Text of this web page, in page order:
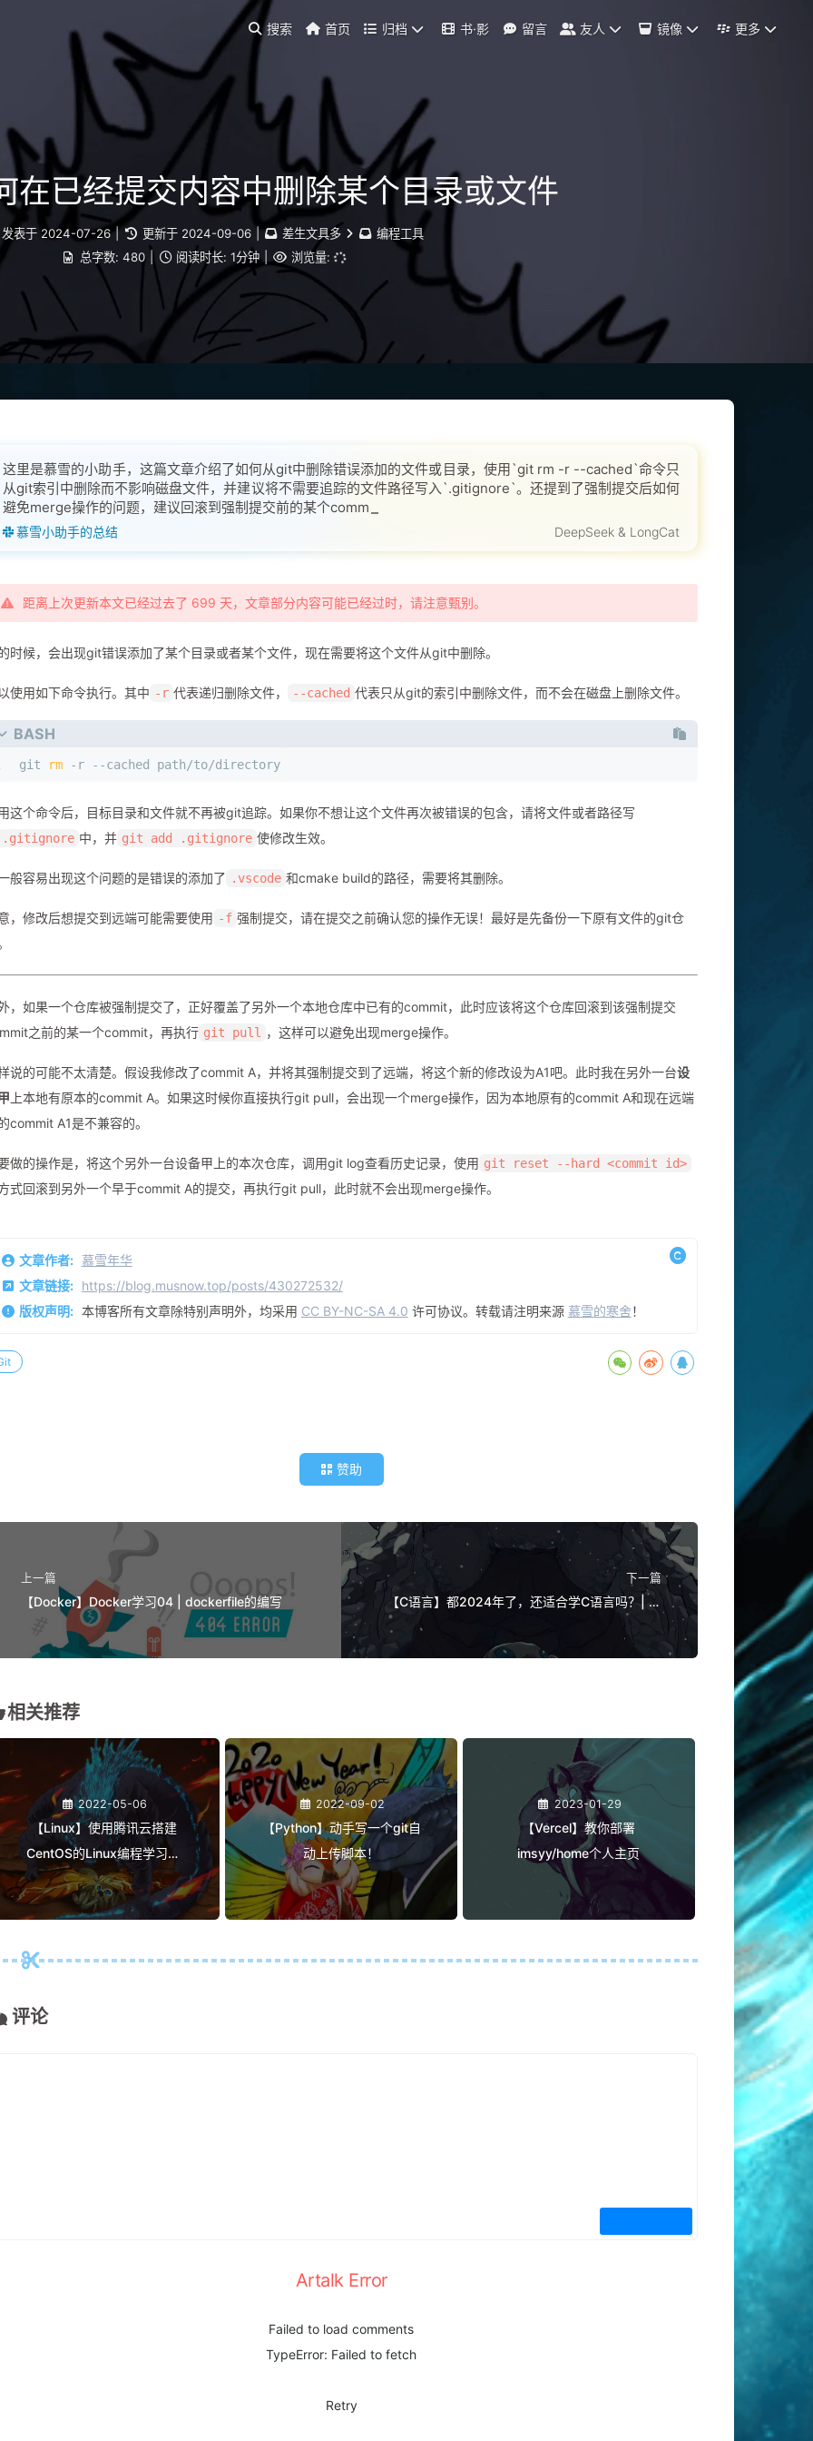
搜索 首页 归档 书·影 留言 友人 镜像 更多
在已经提交内容中删除某个目录或文件
发表于 2024-07-26 | 更新于 2024-09-06 差生文具多
编程工具
总字数: 480 阅读时长: 1分钟 浏览量:
这里是慕雪的小助手，这篇文章介绍了如何从git中删除错误添加的文件或目录，使用`git rm -r --cached`命令只
从git索引中删除而不影响磁盘文件，并建议将不需要追踪的文件路径写入`.gitignore`。还提到了强制提交后如何
避免merge操作的问题，建议回滚到强制提交前的某个commit再执行`git pull`，以避免不兼容的merg
慕雪小助手的总结 DeepSeek & LongCat
距离上次更新本文已经过去了 699 天，文章部分内容可能已经过时，请注意甄别。
时候，会出现git错误添加了某个目录或者某个文件，现在需要将这个文件从git中删除。
使用如下命令执行。其中 -r 代表递归删除文件， --cached 代表只从git的索引中删除文件，而不会在磁盘上删除文件。
BASH
git rm -r --cached path/to/directory
这个命令后，目标目录和文件就不再被git追踪。如果你不想让这个文件再次被错误的包含，请将文件或者路径写
.gitignore 中，并 git add .gitignore 使修改生效。
般容易出现这个问题的是错误的添加了 .vscode 和cmake build的路径，需要将其删除。
，修改后想提交到远端可能需要使用 -f 强制提交，请在提交之前确认您的操作无误！最好是先备份一下原有文件的git仓
，如果一个仓库被强制提交了，正好覆盖了另外一个本地仓库中已有的commit，此时应该将这个仓库回滚到该强制提交
之前的某一个commit，再执行 git pull ，这样可以避免出现merge操作。
说的可能不太清楚。假设我修改了commit A，并将其强制提交到了远端，将这个新的修改设为A1吧。此时我在另外一台设
上本地有原本的commit A。如果这时候你直接执行git pull，会出现一个merge操作，因为本地原有的commit A和现在远端
commit A1是不兼容的。
做的操作是，将这个另外一台设备甲上的本次仓库，调用git log查看历史记录，使用 git reset --hard <commit id>
式回滚到另外一个早于commit A的提交，再执行git pull，此时就不会出现merge操作。
文章作者: 慕雪年华
文章链接: https://blog.musnow.top/posts/430272532/
版权声明: 本博客所有文章除特别声明外，均采用 CC BY-NC-SA 4.0 许可协议。转载请注明来源 慕雪的寒舍！
赞助
上一篇
【Docker】Docker学习04 | dockerfile的编写
下一篇
【C语言】都2024年了，还适合学C语言吗？| 回
相关推荐
2022-05-06
【Linux】使用腾讯云搭建
CentOS的Linux编程学习环
境，实现多用户使用同一个
云服务器
2022-09-02
【Python】动手写一个git自
动上传脚本！
2023-01-29
【Vercel】教你部署
imsyy/home个人主页
评论
Artalk Error
Failed to load comments
TypeError: Failed to fetch
Retry